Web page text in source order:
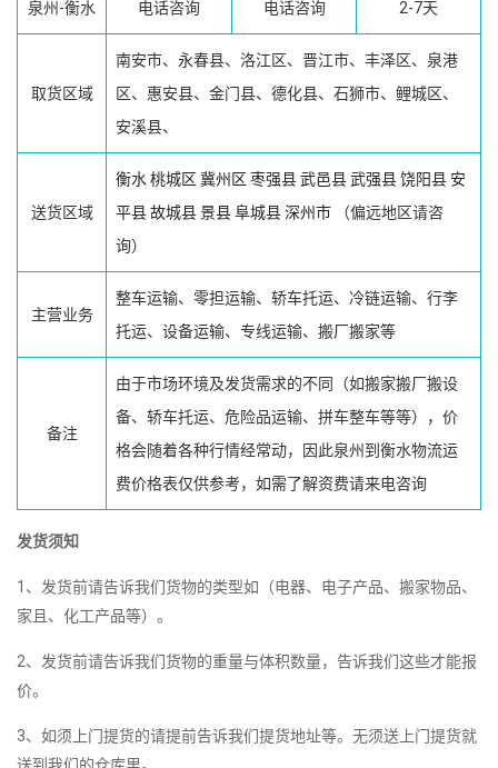
泉州-衡水 电话咨询 电话咨询 2-7天
取货区域
南安市、永春县、洛江区、晋江市、丰泽区、泉港
区、惠安县、金门县、德化县、石狮市、鲤城区、
安溪县、
送货区域
衡水 桃城区 冀州区 枣强县武邑县武强县饶阳县 安
平县故城县景县阜城县深州市 （偏远地区请咨
询）
主营业务
整车运输、零担运输、轿车托运、冷链运输、行李
托运、设备运输、专线运输、搬厂搬家等
备注
由于市场环境及发货需求的不同（如搬家搬厂搬设
备、轿车托运、危险品运输、拼车整车等等），价
格会随着各种行情经常动，因此泉州到衡水物流运
费价格表仅供参考，如需了解资费请来电咨询
发货须知
1、发货前请告诉我们货物的类型如（电器、电子产品、搬家物品、
家且、化工产品等）。
2、发货前请告诉我们货物的重量与体积数量，告诉我们这些才能报
价。
3、如须上门提货的请提前告诉我们提货地址等。无须送上门提货就
送到我们的仓库里。